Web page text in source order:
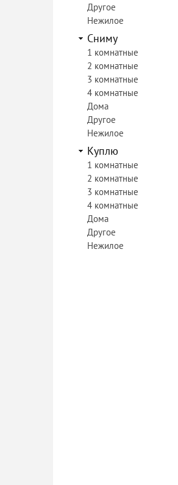
Другое
Нежилое
Сниму
1 комнатные
2 комнатные
3 комнатные
4 комнатные
Дома
Другое
Нежилое
Куплю
1 комнатные
2 комнатные
3 комнатные
4 комнатные
Дома
Другое
Нежилое